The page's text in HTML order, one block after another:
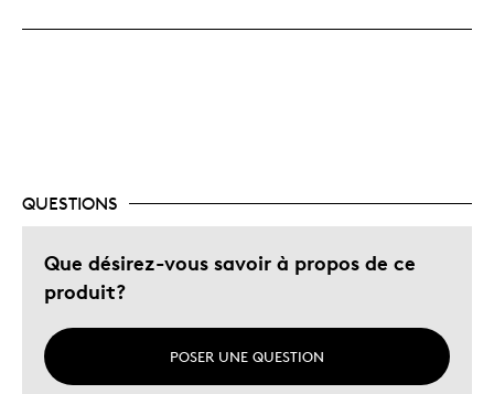
Très bonne qualité
Occasion spéciale
Décrivez-vous
Chasseur d'aubaines, Guidé par la
QUESTIONS
Que désirez-vous savoir à propos de ce
produit?
POSER UNE QUESTION